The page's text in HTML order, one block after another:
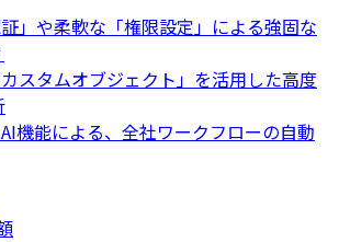
証」や柔軟な「権限設定」による強固な
スタムオブジェクト」を活用した高度
機能による、全社ワークフローの自動